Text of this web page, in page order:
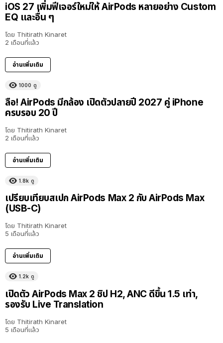
iOS 27 เพิ่มฟีเจอร์ใหม่ให้ AirPods หลายอย่าง Custom
EQ และอื่น ๆ
โดย Thitirath Kinaret
2 เดือนที่แล้ว
อ่านเพิ่มเติม
1000 ดู
ลือ! AirPods มีกล้อง เปิดตัวปลายปี 2027 คู่ iPhone
ครบรอบ 20 ปี
โดย Thitirath Kinaret
2 เดือนที่แล้ว
อ่านเพิ่มเติม
1.8k ดู
เปรียบเทียบสเปก AirPods Max 2 กับ AirPods Max
(USB-C)
โดย Thitirath Kinaret
5 เดือนที่แล้ว
อ่านเพิ่มเติม
1.2k ดู
เปิดตัว AirPods Max 2 ชิป H2, ANC ดีขึ้น 1.5 เท่า,
รองรับ Live Translation
โดย Thitirath Kinaret
5 เดือนที่แล้ว